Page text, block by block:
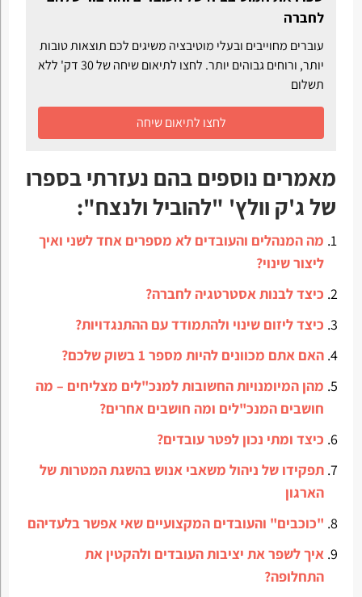
לחברה
עוברים מחוייבים ובעלי מוטיבציה משיגים לכם תוצאות טובות
יותר, ורוחים גבוהים יותר. לחצו לתיאום שיחה של 30 דק' ללא
תשלום
לחצו לתיאום שיחה
מאמרים נוספים בהם נעזרתי בספרו
של ג'ק וולץ' "להוביל ולנצח":
מה המנהלים והעובדים לא מספרים אחד לשני ואיך
ליצור שינוי?
כיצד לבנות אסטרטגיה לחברה?
כיצד ליזום שינוי ולהתמודד עם ההתנגדויות?
האם אתם מכוונים להיות מספר 1 בשוק שלכם?
מהן המיומנויות החשובות למנכ"לים מצליחים – מה
חושבים המנכ"לים ומה חושבים אחרים?
כיצד ומתי נכון לפטר עובדים?
תפקידו של ניהול משאבי אנוש בהשגת המטרות של
הארגון
"כוכבים" והעובדים המקצועיים שאי אפשר בלעדיהם
איך לשפר את יציבות העובדים ולהקטין את
התחלופה?